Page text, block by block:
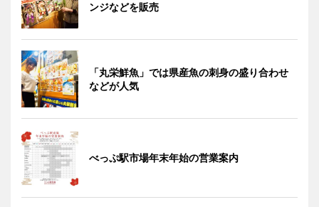
ンジなどを販売
「丸栄鮮魚」では県産魚の刺身の盛り合わせ
などが人気
べっぷ駅市場年末年始の営業案内